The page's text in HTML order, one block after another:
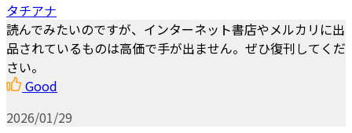
タチアナ
読んでみたいのですが、インターネット書店やメルカリに出
品されているものは高価で手が出ません。ぜひ復刊してくだ
さい。
Good
2026/01/29